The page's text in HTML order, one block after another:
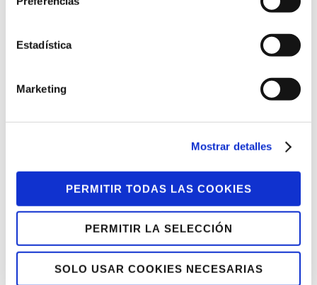
Estadística
Marketing
Mostrar detalles
PERMITIR TODAS LAS COOKIES
PERMITIR LA SELECCIÓN
SOLO USAR COOKIES NECESARIAS
hala nola garbiketa, lorezaintza,
mendekotasuna edo desgaitasuna duten
(etxeko otordu-zerbitzuak eta autonomia
pertsonaleko produktuak, esaterako).
Urtean 42.000 ordu baino gehiago eman
ziren pertsonen trebakuntza
hobetzeko, batez ere desgaitasuna
duten pertsonengana zuzendurik.